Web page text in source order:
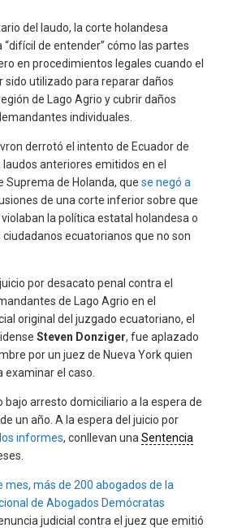
del laudo, la corte holandesa
de entender” cómo las partes
en procedimientos legales cuando el
sido utilizado para reparar daños
de Lago Agrio y cubrir daños
individuales.
derrotó el intento de Ecuador de
laudos anteriores emitidos en el
Suprema de Holanda, quese negó a
de una corte inferior sobre que
la política estatal holandesa o
ciudadanos ecuatorianos que no son
por desacato penal contra el
de Lago Agrio en el
original del juzgado ecuatoriano, el
Steven Donziger, fue aplazado
por un juez de Nueva York quien
el caso.
bajo arresto domiciliario a la espera de
un año. A la espera del juicio por
informes, conllevan unaSentencia
mes, más de 200 abogados de la
de Abogados Demócratas
judicial contra el juez que emitió